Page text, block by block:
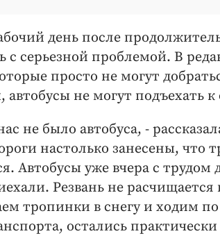
день после
с серьезной проблемой. В
просто не могут
не могут подъехать к
не было автобуса, -
настолько занесены,
Автобусы уже вчера с
Резвань не
тропинки в снегу и ходим
остались